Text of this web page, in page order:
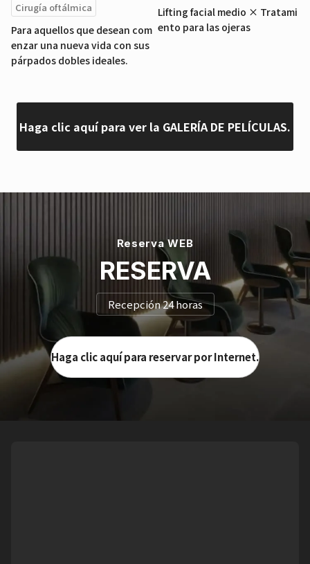
Cirugía oftálmica
Para aquellos que desean com
enzar una nueva vida con sus
párpados dobles ideales.
Lifting facial medio × Tratami
ento para las ojeras
Haga clic aquí para ver la GALERÍA DE PELÍCULAS.
Reserva WEB
RESERVA
Recepción 24 horas
Haga clic aquí para reservar por Internet.